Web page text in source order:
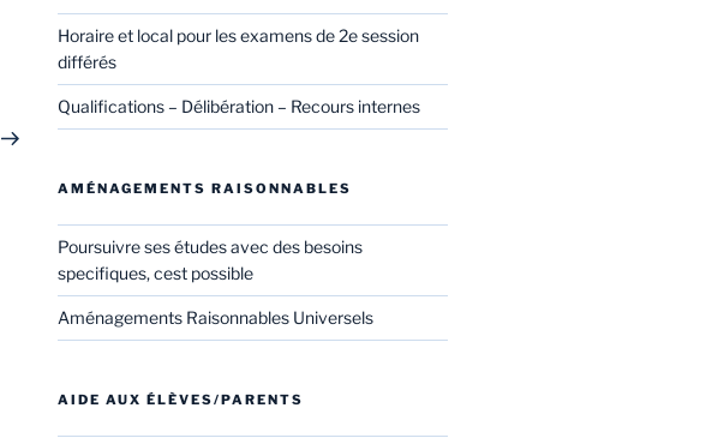
suivant
Horaire et local pour les examens de 2e session
différés
Qualifications – Délibération – Recours internes
AMÉNAGEMENTS RAISONNABLES
Poursuivre ses études avec des besoins
specifiques, cest possible
Aménagements Raisonnables Universels
AIDE AUX ÉLÈVES/PARENTS